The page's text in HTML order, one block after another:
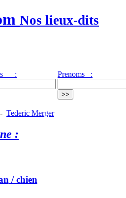
Nos lieux-dits
: Prenoms :
- Tederic Merger
:
/ chien